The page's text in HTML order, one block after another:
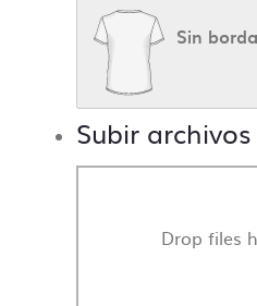
Sin
Subir archivos
Drop files